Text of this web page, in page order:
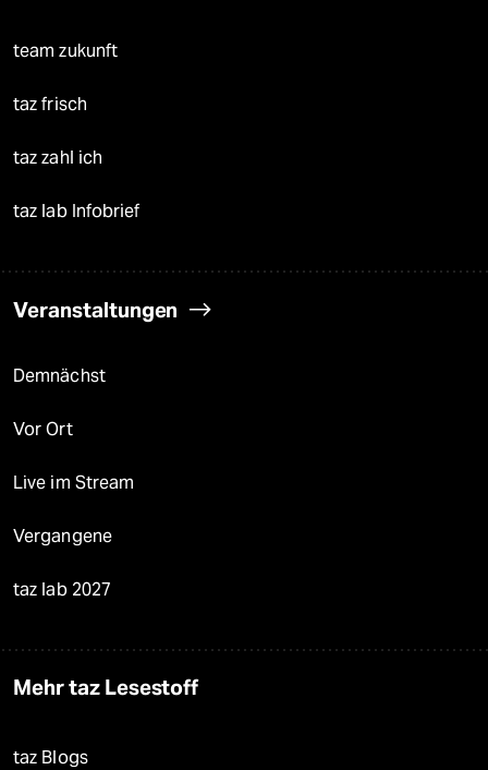
team zukunft
taz frisch
taz zahl ich
taz lab Infobrief
Veranstaltungen
Demnächst
Vor Ort
Live im Stream
Vergangene
taz lab 2027
Mehr taz Lesestoff
taz Blogs